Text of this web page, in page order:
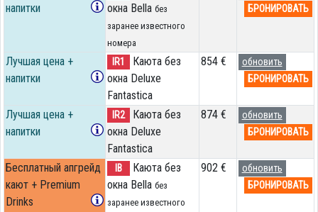
напитки
окна Bella без
заранее известного
номера
БРОНИРОВАТЬ
Лучшая цена +
напитки
IR1
Каюта без
окна Deluxe
Fantastica
854 €
обновить
БРОНИРОВАТЬ
Лучшая цена +
напитки
IR2
Каюта без
окна Deluxe
Fantastica
874 €
обновить
БРОНИРОВАТЬ
Бесплатный апгрейд
кают + Premium
Drinks
IB
Каюта без
окна Bella без
заранее известного
902 €
обновить
БРОНИРОВАТЬ